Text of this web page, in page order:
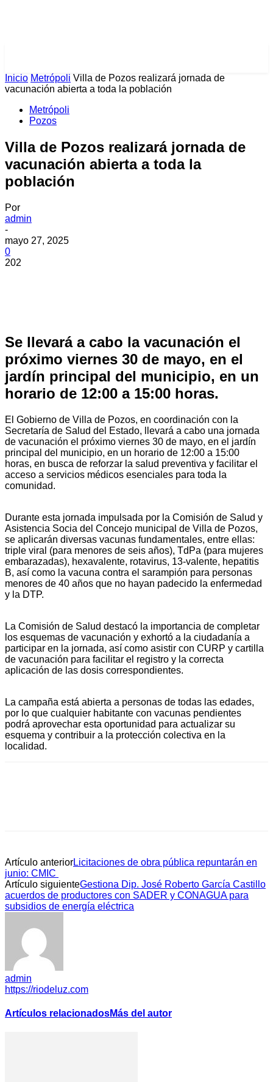
Inicio Metrópoli Villa de Pozos realizará jornada de
vacunación abierta a toda la población
Metrópoli
Pozos
Villa de Pozos realizará jornada de
vacunación abierta a toda la
población
Por
admin
-
mayo 27, 2025
0
202
Se llevará a cabo la vacunación el
próximo viernes 30 de mayo, en el
jardín principal del municipio, en un
horario de 12:00 a 15:00 horas.
El Gobierno de Villa de Pozos, en coordinación con la
Secretaría de Salud del Estado, llevará a cabo una jornada
de vacunación el próximo viernes 30 de mayo, en el jardín
principal del municipio, en un horario de 12:00 a 15:00
horas, en busca de reforzar la salud preventiva y facilitar el
acceso a servicios médicos esenciales para toda la
comunidad.
Durante esta jornada impulsada por la Comisión de Salud y
Asistencia Socia del Concejo municipal de Villa de Pozos,
se aplicarán diversas vacunas fundamentales, entre ellas:
triple viral (para menores de seis años), TdPa (para mujeres
embarazadas), hexavalente, rotavirus, 13-valente, hepatitis
B, así como la vacuna contra el sarampión para personas
menores de 40 años que no hayan padecido la enfermedad
y la DTP.
La Comisión de Salud destacó la importancia de completar
los esquemas de vacunación y exhortó a la ciudadanía a
participar en la jornada, así como asistir con CURP y cartilla
de vacunación para facilitar el registro y la correcta
aplicación de las dosis correspondientes.
La campaña está abierta a personas de todas las edades,
por lo que cualquier habitante con vacunas pendientes
podrá aprovechar esta oportunidad para actualizar su
esquema y contribuir a la protección colectiva en la
localidad.
Artículo anteriorLicitaciones de obra pública repuntarán en
junio: CMIC
Artículo siguienteGestiona Dip. José Roberto García Castillo
acuerdos de productores con SADER y CONAGUA para
subsidios de energía eléctrica
admin
https://riodeluz.com
Artículos relacionadosMás del autor